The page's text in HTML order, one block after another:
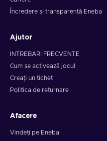
Încredere și transparență Eneba
Ajutor
INTREBARI FRECVENTE
Cum se activează jocul
Creați un tichet
Politica de returnare
Afacere
Vindeți pe Eneba